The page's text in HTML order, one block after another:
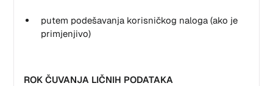
putem podešavanja korisničkog naloga (ako je
primjenjivo)
ROK ČUVANJA LIČNIH PODATAKA